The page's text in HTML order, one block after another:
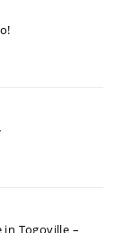
Togoville –